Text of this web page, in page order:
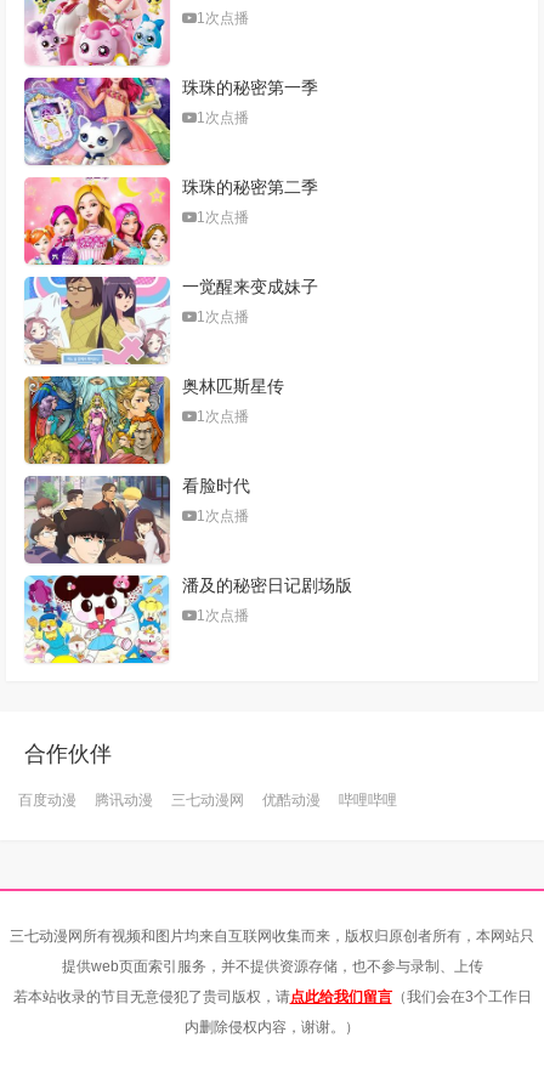
1次点播
珠珠的秘密第一季
1次点播
珠珠的秘密第二季
1次点播
一觉醒来变成妹子
1次点播
奥林匹斯星传
1次点播
看脸时代
1次点播
潘及的秘密日记剧场版
1次点播
合作伙伴
百度动漫 腾讯动漫 三七动漫网 优酷动漫 哔哩哔哩
三七动漫网所有视频和图片均来自互联网收集而来，版权归原创者所有，本网站只
提供web页面索引服务，并不提供资源存储，也不参与录制、上传
若本站收录的节目无意侵犯了贵司版权，请点此给我们留言（我们会在3个工作日
内删除侵权内容，谢谢。）